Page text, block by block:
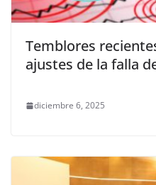
Temblores
ajustes de la falla
diciembre 6, 2025